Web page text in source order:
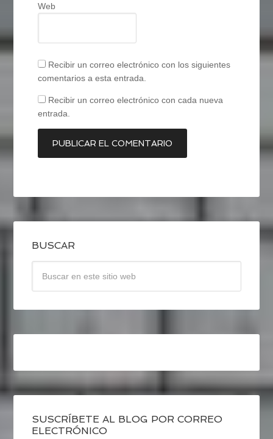
Web
Recibir un correo electrónico con los siguientes
comentarios a esta entrada.
Recibir un correo electrónico con cada nueva
entrada.
BUSCAR
SUSCRÍBETE AL BLOG POR CORREO
ELECTRÓNICO